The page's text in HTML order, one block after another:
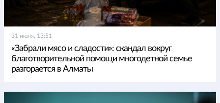
31 июля, 13:51
«Забрали мясо и сладости»: скандал вокруг
благотворительной помощи многодетной семье
разгорается в Алматы